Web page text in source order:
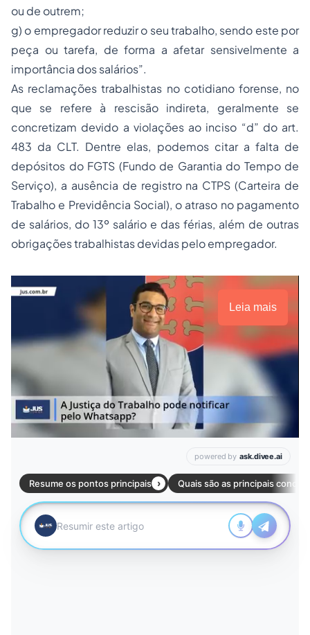
ou de outrem;
g) o empregador reduzir o seu trabalho, sendo este por
peça ou tarefa, de forma a afetar sensivelmente a
importância dos salários”.
As reclamações trabalhistas no cotidiano forense, no
que se refere à rescisão indireta, geralmente se
concretizam devido a violações ao inciso “d” do art.
483 da CLT. Dentre elas, podemos citar a falta de
depósitos do FGTS (Fundo de Garantia do Tempo de
Serviço), a ausência de registro na CTPS (Carteira de
Trabalho e Previdência Social), o atraso no pagamento
de salários, do 13º salário e das férias, além de outras
obrigações trabalhistas devidas pelo empregador.
Leia mais